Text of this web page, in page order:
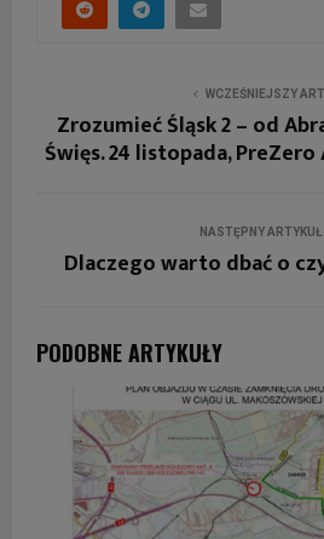
WCZEŚNIEJSZY
Zrozumieć Śląsk 2 – od
Święs. 24 listopada,
NASTĘPNY ARTYKUŁ
Dlaczego warto dbać o
PODOBNE ARTYKUŁY